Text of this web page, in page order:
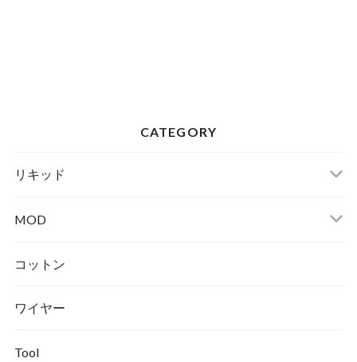
CATEGORY
リキッド
MOD
テクニカル
メカニカル
コットン
ワイヤー
Tool